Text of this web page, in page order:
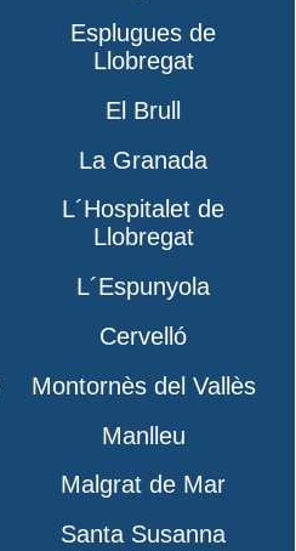
Esplugues de
Llobregat
El Brull
La Granada
L´Hospitalet de
Llobregat
L´Espunyola
Cervelló
Montornès del Vallès
Manlleu
Malgrat de Mar
Santa Susanna